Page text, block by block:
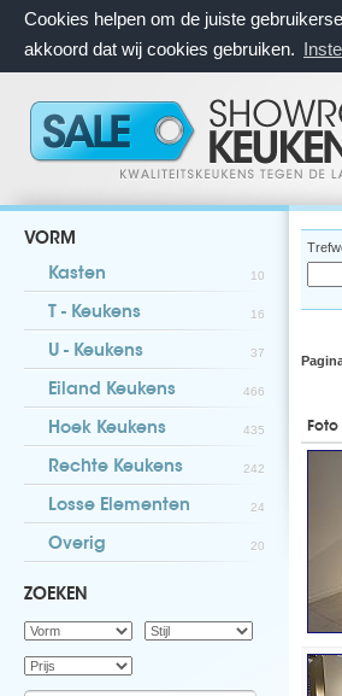
Cookies helpen om de juiste
akkoord dat wij cookies gebruiken.
VORM
Kasten 10
T - Keukens 16
U - Keukens 37
Eiland Keukens 466
Hoek Keukens 435
Rechte Keukens 242
Losse Elementen 24
Overig 20
ZOEKEN
Foto